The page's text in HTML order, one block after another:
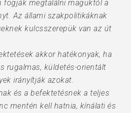
fogják megtalálni maguktól a
Az állami szakpolitikáknak
kulcsszerepük van az út
akkor hatékonyak, ha
rugalmas, küldetés-orientált
irányítják azokat.
és a befektetésnek a teljes
mentén kell hatnia, kínálati és